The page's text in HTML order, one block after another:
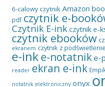
6-calowy czytnik Amazon
pdf czytnik e-
Czytnik E-ink czytnik e-
czytnik ebooków
ekranem czytnik z
e-ink e-notatnike-
reader ekran e-ink
notatnik elektroniczny onyx